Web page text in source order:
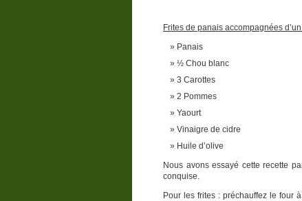
Frites de panais accompagnées
Panais
½ Chou blanc
3 Carottes
2 Pommes
Yaourt
Vinaigre de cidre
Huile d’olive
Nous avons essayé cette recette
conquise.
Pour les frites : préchauffez le four